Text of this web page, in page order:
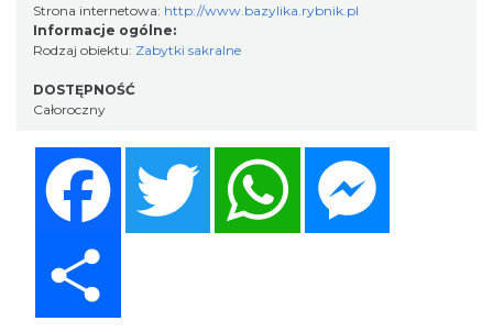
Strona internetowa: http://www.bazylika.rybnik.pl
Informacje ogólne:
Rodzaj obiektu: Zabytki sakralne
DOSTĘPNOŚĆ
Całoroczny
Twitter WhatsApp